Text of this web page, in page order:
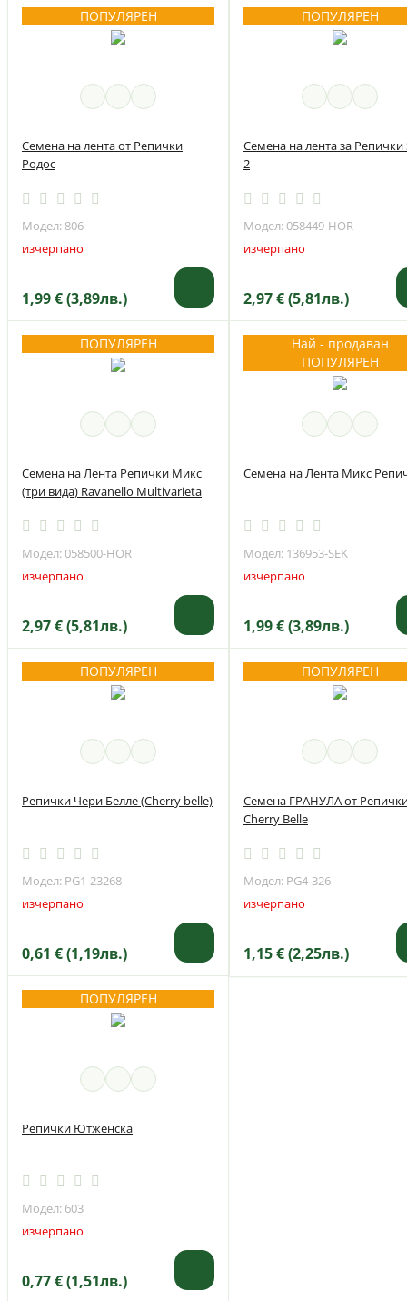
ПОПУЛЯРЕН
Семена на лента от Репички
Родос
Модел: 806
изчерпано
1,99 € (3,89лв.)
ПОПУЛЯРЕН
Семена на лента за Репички
2
Модел: 058449-HOR
изчерпано
2,97 € (5,81лв.)
ПОПУЛЯРЕН
Семена на Лента Репички Микс
(три вида) Ravanello Multivarieta
Модел: 058500-HOR
изчерпано
2,97 € (5,81лв.)
Най - продаван
ПОПУЛЯРЕН
Семена на Лента Микс
Модел: 136953-SEK
изчерпано
1,99 € (3,89лв.)
ПОПУЛЯРЕН
Репички Чери Белле (Cherry belle)
Модел: PG1-23268
изчерпано
0,61 € (1,19лв.)
ПОПУЛЯРЕН
Семена ГРАНУЛА от
Cherry Belle
Модел: PG4-326
изчерпано
1,15 € (2,25лв.)
ПОПУЛЯРЕН
Репички Ютженска
Модел: 603
изчерпано
0,77 € (1,51лв.)